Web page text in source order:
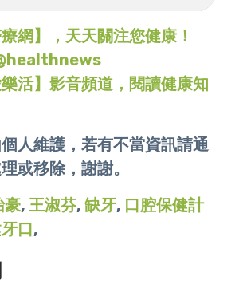
網】，天天關注您健康！
活】影音頻道，閱讀健康知
人維護，若有不當資訊請通
或移除，謝謝。
豪, 王淑芬, 缺牙, 口腔保健計
口,